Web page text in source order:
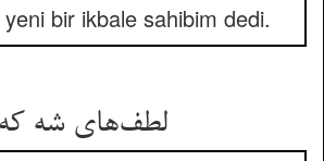
bir ikbale sahibim dedi.